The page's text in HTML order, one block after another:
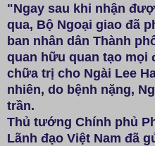
"Ngay sau khi nhận
qua, Bộ Ngoại giao đã
ban nhân dân Thành
quan hữu quan tạo mọi
chữa trị cho Ngài Lee
nhiên, do bệnh nặng,
trần.
Thủ tướng Chính phủ
Lãnh đạo Việt Nam đã